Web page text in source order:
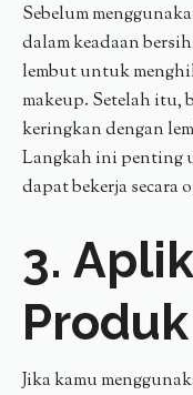
Sebelum
dalam keadaan
lembut untuk
makeup. Setelah itu,
keringkan dengan
Langkah ini penting
dapat bekerja
3.
Jika kamu